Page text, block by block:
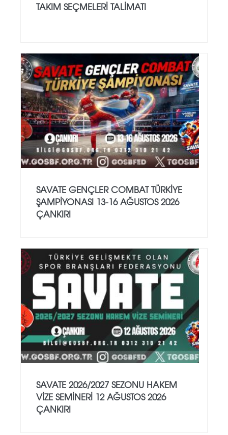
TAKIM SEÇMELERİ TALİMATI
SAVATE GENÇLER COMBAT TÜRKİYE
ŞAMPİYONASI 13-16 AĞUSTOS 2026
ÇANKIRI
SAVATE 2026/2027 SEZONU HAKEM
VİZE SEMİNERİ 12 AĞUSTOS 2026
ÇANKIRI